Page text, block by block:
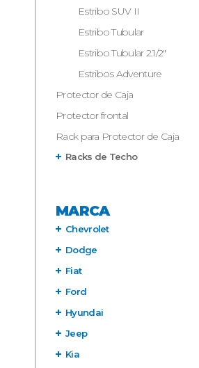
Estribo SUV II
Estribo Tubular
Estribo Tubular 2.1/2"
Estribos Adventure
Protector de Caja
Protector frontal
Rack para Protector de Caja
Racks de Techo
MARCA
Chevrolet
Dodge
Fiat
Ford
Hyundai
Jeep
Kia